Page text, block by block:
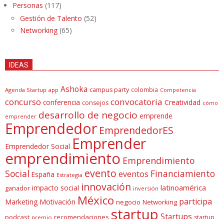
Personas (117)
Gestión de Talento (52)
Networking (65)
IDEAS
Agenda Startup app Ashoka campus party colombia Competencia
concurso conferencia consejos convocatoria Creatividad cómo
emprender desarrollo de negocio emprende
Emprendedor EmprendedorES
Emprendedor Social Emprender
emprendimiento Emprendimiento
Social España Estrategia evento eventos Financiamiento
ganador impacto social innovación inversión latinoamérica
Marketing Motivación México negocio Networking participa
premio startup Startups